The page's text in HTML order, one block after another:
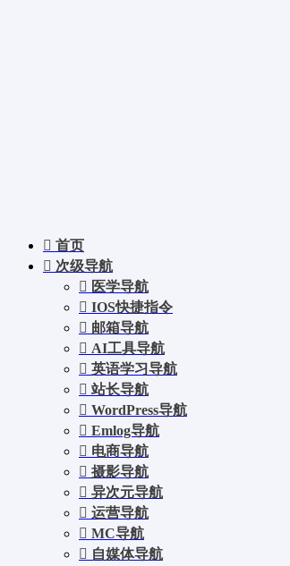
首页
次级导航
医学导航
IOS快捷指令
邮箱导航
AI工具导航
英语学习导航
站长导航
WordPress导航
Emlog导航
电商导航
摄影导航
异次元导航
运营导航
MC导航
自媒体导航